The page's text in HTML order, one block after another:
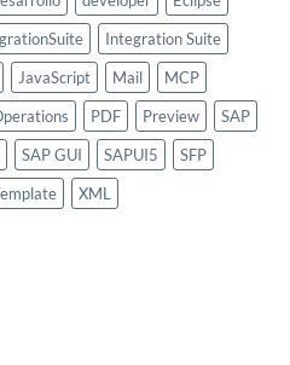
Integration Suite
JavaScript Mail
MCP
PDF Preview
SAP
SAP GUI SAPUI5
SFP
XML